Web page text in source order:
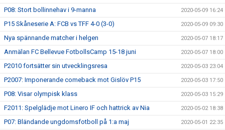
P08: Stort bollinnehav i 9-manna 2020-05-09 16:24
P15 Skåneserie A: FCB vs TFF 4-0 (3-0) 2020-05-09 09:30
Nya spännande matcher i helgen 2020-05-07 18:17
Anmälan FC Bellevue FotbollsCamp 15-18 juni 2020-05-07 18:00
P2010 fortsätter sin utvecklingsresa 2020-05-03 23:04
P2007: Imponerande comeback mot Gislöv P15 2020-05-03 17:50
P08: Visar olympisk klass 2020-05-03 15:29
F2011: Spelglädje mot Linero IF och hattrick av Nia 2020-05-02 18:38
P07: Bländande ungdomsfotboll på 1:a maj 2020-05-01 22:35